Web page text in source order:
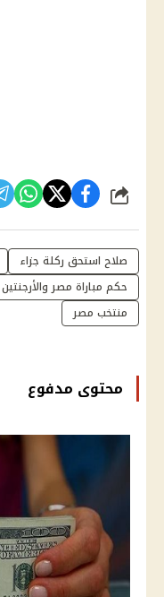
شارك
صلاح استحق ركلة جزاء
حكم مباراة مصر والأرجنتين
منتخب مصر
محتوى مدفوع